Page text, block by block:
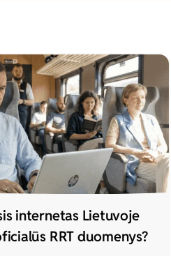
internetas Lietuvoje
RRT duomenys?